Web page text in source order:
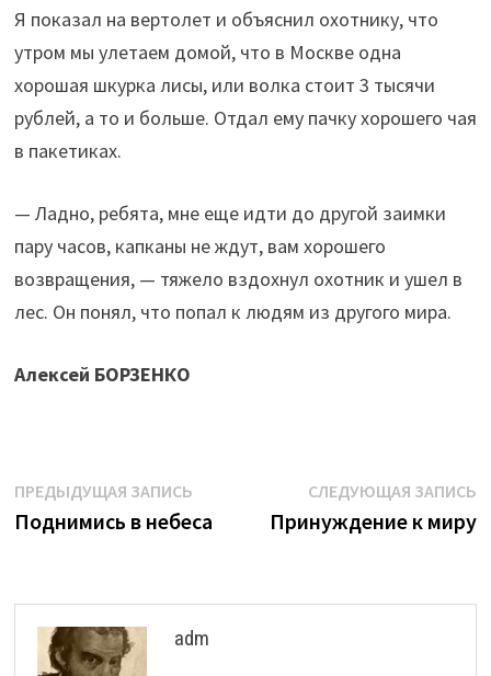
Я показал на вертолет и объяснил охотнику, что
утром мы улетаем домой, что в Москве одна
хорошая шкурка лисы, или волка стоит 3 тысячи
рублей, а то и больше. Отдал ему пачку хорошего чая
в пакетиках.
— Ладно, ребята, мне еще идти до другой заимки
пару часов, капканы не ждут, вам хорошего
возвращения, — тяжело вздохнул охотник и ушел в
лес. Он понял, что попал к людям из другого мира.
Алексей БОРЗЕНКО
Навигация
по
ПРЕДЫДУЩАЯ ЗАПИСЬПредыдущая
запись:
Поднимись в небеса
СЛЕДУЮЩАЯ ЗАПИСЬ
Принуждение к миру
adm